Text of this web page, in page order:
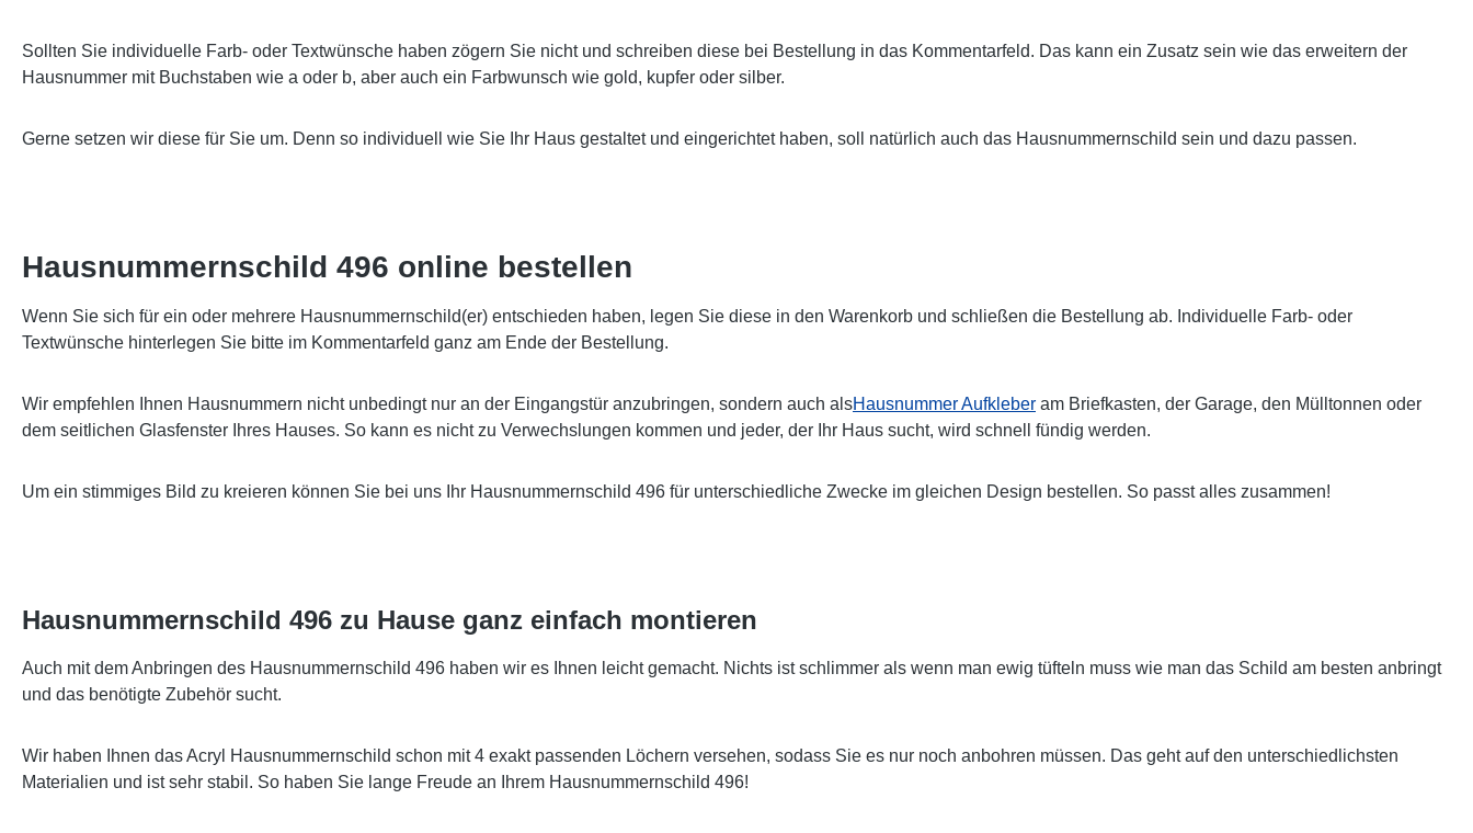
Sollten Sie individuelle Farb- oder Textwünsche haben zögern Sie nicht und schreiben diese bei Bestellung in das Kommentarfeld. Das kann ein Zusatz sein wie das erweitern der
Hausnummer mit Buchstaben wie a oder b, aber auch ein Farbwunsch wie gold, kupfer oder silber.
Gerne setzen wir diese für Sie um. Denn so individuell wie Sie Ihr Haus gestaltet und eingerichtet haben, soll natürlich auch das Hausnummernschild sein und dazu passen.
Hausnummernschild 496 online bestellen
Wenn Sie sich für ein oder mehrere Hausnummernschild(er) entschieden haben, legen Sie diese in den Warenkorb und schließen die Bestellung ab. Individuelle Farb- oder
Textwünsche hinterlegen Sie bitte im Kommentarfeld ganz am Ende der Bestellung.
Wir empfehlen Ihnen Hausnummern nicht unbedingt nur an der Eingangstür anzubringen, sondern auch alsHausnummer Aufkleber am Briefkasten, der Garage, den Mülltonnen oder
dem seitlichen Glasfenster Ihres Hauses. So kann es nicht zu Verwechslungen kommen und jeder, der Ihr Haus sucht, wird schnell fündig werden.
Um ein stimmiges Bild zu kreieren können Sie bei uns Ihr Hausnummernschild 496 für unterschiedliche Zwecke im gleichen Design bestellen. So passt alles zusammen!
Hausnummernschild 496 zu Hause ganz einfach montieren
Auch mit dem Anbringen des Hausnummernschild 496 haben wir es Ihnen leicht gemacht. Nichts ist schlimmer als wenn man ewig tüfteln muss wie man das Schild am besten anbringt
und das benötigte Zubehör sucht.
Wir haben Ihnen das Acryl Hausnummernschild schon mit 4 exakt passenden Löchern versehen, sodass Sie es nur noch anbohren müssen. Das geht auf den unterschiedlichsten
Materialien und ist sehr stabil. So haben Sie lange Freude an Ihrem Hausnummernschild 496!